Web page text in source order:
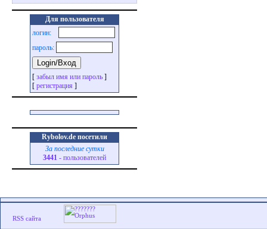
Для пользователя
логин:
пароль:
[ забыл имя или пароль ]
[ регистрация ]
Rybolov.de посетили
За последние сутки
3441 - пользователей